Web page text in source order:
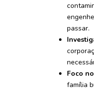
passar.
Foco
família